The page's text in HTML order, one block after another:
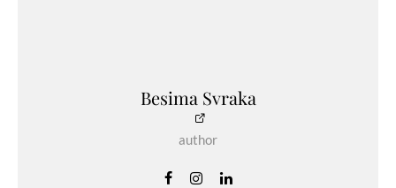
Besima Svraka
author